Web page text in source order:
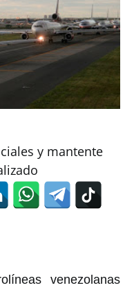
y mantente
venezolanas